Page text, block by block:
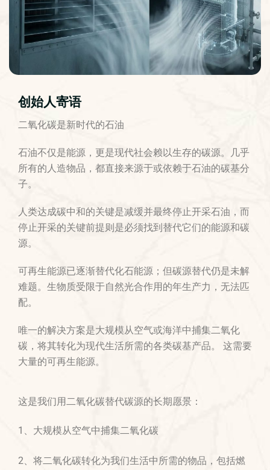
创始人寄语
二氧化碳是新时代的石油
石油不仅是能源，更是现代社会赖以生存的碳源。几乎
所有的人造物品，都直接来源于或依赖于石油的碳基分
子。
人类达成碳中和的关键是减缓并最终停止开采石油，而
停止开采的关键前提则是必须找到替代它们的能源和碳
源。
可再生能源已逐渐替代化石能源；但碳源替代仍是未解
难题。生物质受限于自然光合作用的年生产力，无法匹
配。
唯一的解决方案是大规模从空气或海洋中捕集二氧化
碳，将其转化为现代生活所需的各类碳基产品。 这需要
大量的可再生能源。
这是我们用二氧化碳替代碳源的长期愿景：
1、大规模从空气中捕集二氧化碳
2、将二氧化碳转化为我们生活中所需的物品，包括燃